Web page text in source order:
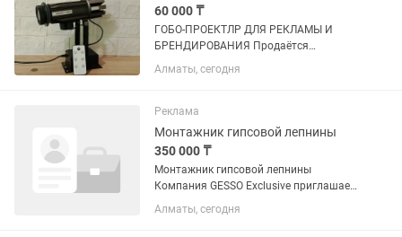
60 000 ₸
ГОБО-ПРОЕКТЛР ДЛЯ РЕКЛАМЫ И
БРЕНДИРОВАНИЯ Продаётся
современный гобо-проектор для
проецирования логотипов, рекламных
декоративной подсветки. Идеально
подходит для...
Алматы, сегодня
Реклама
Монтажник гипсовой лепнины
350 000 ₸
Монтажник гипсовой лепнины
Компания GESSO Exclusive приглашает
на работу монтажника гипсовой
лепнины. Обязанности: Монтаж
Алматы, сегодня